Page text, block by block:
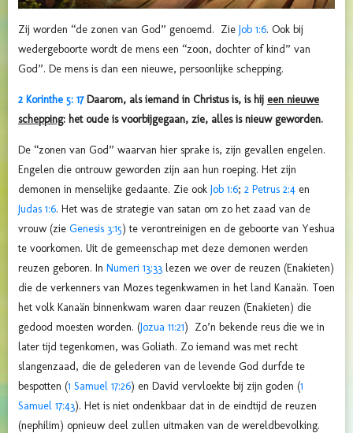
Zij worden “de zonen van God” genoemd. Zie Job 1:6. Ook bij
wedergeboorte wordt de mens een “zoon, dochter of kind” van
God”. De mens is dan een nieuwe, persoonlijke schepping.
2 Korinthe 5: 17Daarom, als iemand in Christus is, is hij een nieuwe
schepping: het oude is voorbijgegaan, zie, alles is nieuw geworden.
De “zonen van God” waarvan hier sprake is, zijn gevallen engelen.
Engelen die ontrouw geworden zijn aan hun roeping. Het zijn
demonen in menselijke gedaante. Zie ook Job 1:6; 2 Petrus 2:4 en
Judas 1:6. Het was de strategie van satan om zo het zaad van de
vrouw (zie Genesis 3:15) te verontreinigen en de geboorte van Yeshua
te voorkomen. Uit de gemeenschap met deze demonen werden
reuzen geboren. In Numeri 13:33 lezen we over de reuzen (Enakieten)
die de verkenners van Mozes tegenkwamen in het land Kanaän. Toen
het volk Kanaän binnenkwam waren daar reuzen (Enakieten) die
gedood moesten worden. (Jozua 11:21) Zo’n bekende reus die we in
later tijd tegenkomen, was Goliath. Zo iemand was met recht
slangenzaad, die de gelederen van de levende God durfde te
bespotten (1 Samuel 17:26) en David vervloekte bij zijn goden (1
Samuel 17:43). Het is niet ondenkbaar dat in de eindtijd de reuzen
(nephilim) opnieuw deel zullen uitmaken van de wereldbevolking.